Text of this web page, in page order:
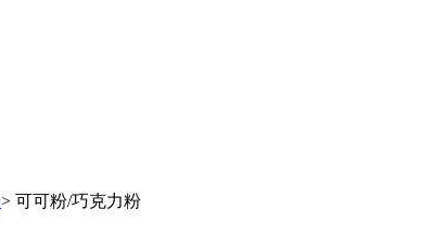
> 可可粉/巧克力粉